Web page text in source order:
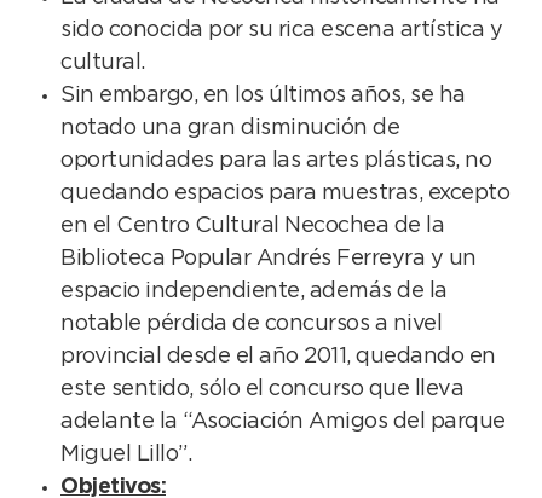
sido conocida por su rica escena artística y
cultural.
Sin embargo, en los últimos años, se ha
notado una gran disminución de
oportunidades para las artes plásticas, no
quedando espacios para muestras, excepto
en el Centro Cultural Necochea de la
Biblioteca Popular Andrés Ferreyra y un
espacio independiente, además de la
notable pérdida de concursos a nivel
provincial desde el año 2011, quedando en
este sentido, sólo el concurso que lleva
adelante la “Asociación Amigos del parque
Miguel Lillo”.
Objetivos: